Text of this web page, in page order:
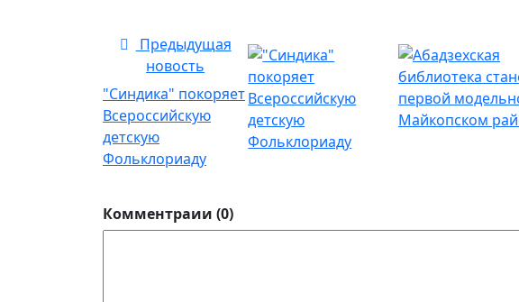
Предыдущая
новость
"Синдика" покоряет
Всероссийскую
детскую
Фольклориаду
Комментраии (0)